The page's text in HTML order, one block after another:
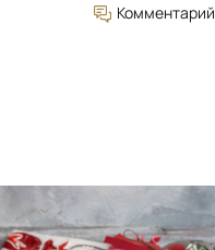
Комментарий